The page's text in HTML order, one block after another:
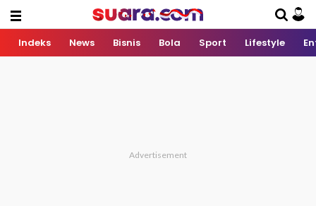
Indeks News Bisnis Bola Sport Lifestyle